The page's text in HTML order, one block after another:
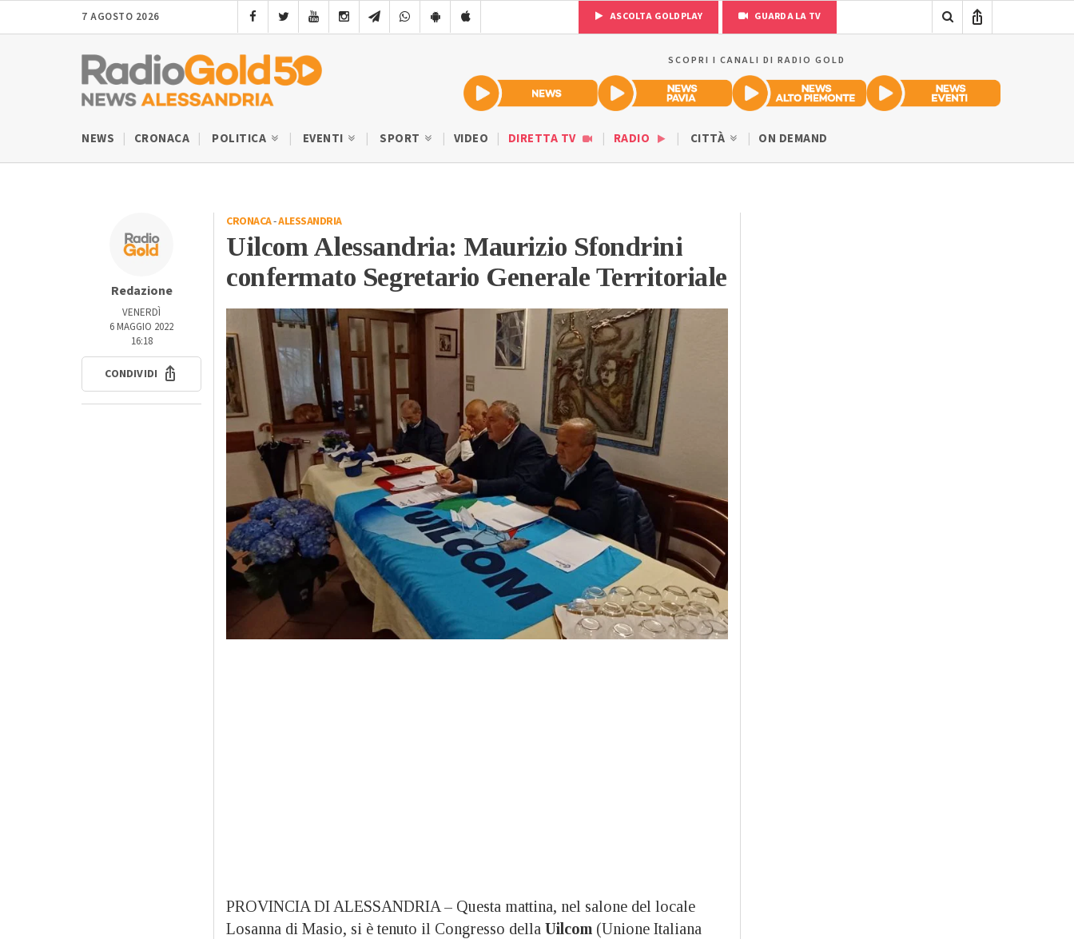
7 AGOSTO 2026 ASCOLTA GOLDPLAY GUARDA LA TV
SCOPRI I CANALI DI RADIO GOLD
NEWS CRONACA POLITICA EVENTI SPORT VIDEO DIRETTA TV RADIO CITTÀ ON DEMAND
Redazione
VENERDÌ
6 MAGGIO 2022
16:18
CONDIVIDI
CRONACA-ALESSANDRIA
Uilcom Alessandria: Maurizio Sfondrini
confermato Segretario Generale Territoriale
PROVINCIA DI ALESSANDRIA – Questa mattina, nel salone del locale
Losanna di Masio, si è tenuto il Congresso della Uilcom (Unione Italiana